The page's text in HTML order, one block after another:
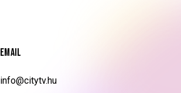
EMAIL
info@citytv.hu